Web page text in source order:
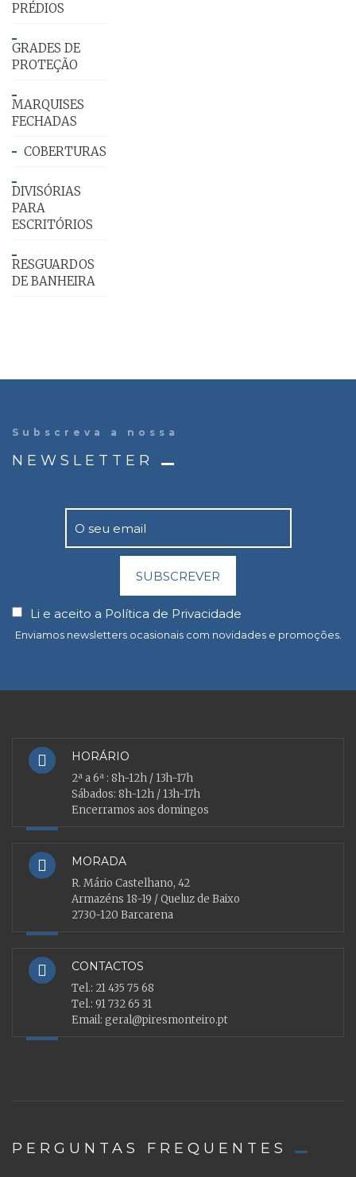
PRÉDIOS
GRADES DE
PROTEÇÃO
MARQUISES
FECHADAS
COBERTURAS
DIVISÓRIAS
PARA
ESCRITÓRIOS
RESGUARDOS
DE BANHEIRA
Subscreva a nossa
NEWSLETTER
SUBSCREVER
Li e aceito a Política de Privacidade
Enviamos newsletters ocasionais com novidades e promoções.
HORÁRIO
2ª a 6ª : 8h-12h / 13h-17h
Sábados: 8h-12h / 13h-17h
Encerramos aos domingos
MORADA
R. Mário Castelhano, 42
Armazéns 18-19 / Queluz de Baixo
2730-120 Barcarena
CONTACTOS
Tel.: 21 435 75 68
Tel.: 91 732 65 31
Email: geral@piresmonteiro.pt
PERGUNTAS FREQUENTES